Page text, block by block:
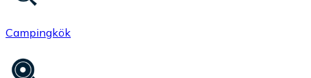
Campingkök